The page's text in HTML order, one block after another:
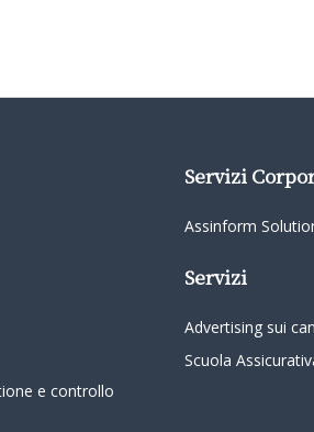
e controllo
Servizi
Assinform
Servizi
Advertising sui
Scuola